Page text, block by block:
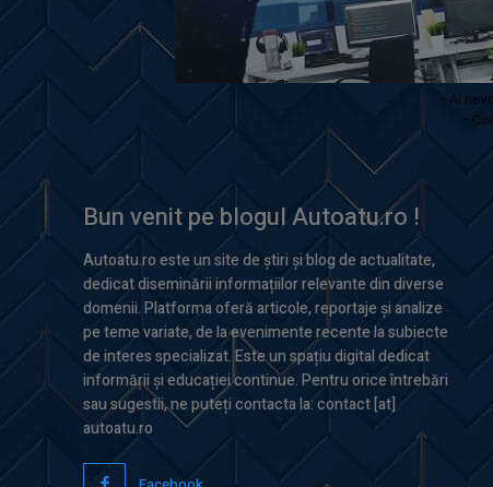
- Ai
-
Bun venit pe blogul Autoatu.ro !
Autoatu.ro este un site de știri și blog de actualitate,
dedicat diseminării informațiilor relevante din diverse
domenii. Platforma oferă articole, reportaje și analize
pe teme variate, de la evenimente recente la subiecte
de interes specializat. Este un spațiu digital dedicat
informării și educației continue. Pentru orice întrebări
sau sugestii, ne puteți contacta la: contact [at]
autoatu.ro